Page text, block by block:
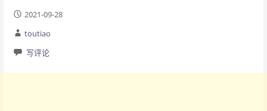
2021-09-28
toutiao
写评论